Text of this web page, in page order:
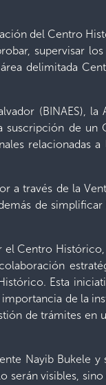
del Centro
supervisar
delimitada
(BINAES), la
suscripción de un
relacionadas a
a través de la
de simplificar
el Centro
Esta
de la
de trámites en
Nayib Bukele y
serán visibles,